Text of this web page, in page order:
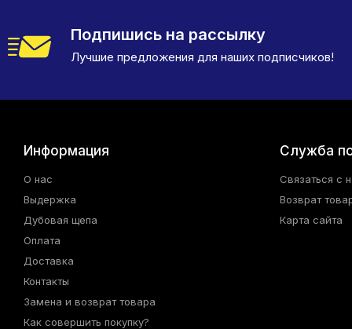
Подпишись на рассылку
Лучшие предложения для наших подписчиков!
Информация
О нас
Выдержка
Дубовая щепа
Оплата
Доставка
Контакты
Замена и возврат товара
Как совершить покупку?
Служба
Связаться с
Возврат
Карта сайта